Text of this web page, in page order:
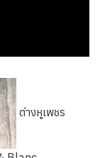
ต่างหูเพชร